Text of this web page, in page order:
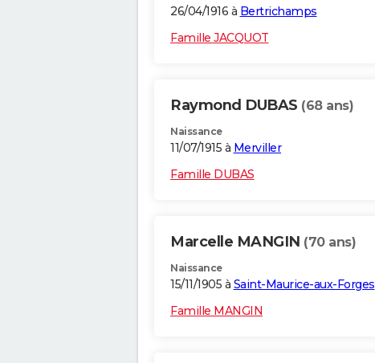
26/04/1916 à Bertrichamps
Famille JACQUOT
Raymond DUBAS (68 ans)
Naissance
11/07/1915 à Merviller
Famille DUBAS
Marcelle MANGIN (70 ans)
Naissance
15/11/1905 à Saint-Maurice-aux-Forges
Famille MANGIN